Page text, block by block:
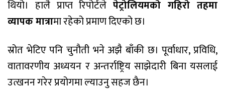
थियो। हालै प्राप्त रिपोर्टलेपेट्रोलियमको गहिरो तहमा
व्यापक मात्रामा रहेको प्रमाण दिएको छ।
स्रोत भेटिए पनि चुनौती भने अझै बाँकी छ। पूर्वाधार, प्रविधि,
वातावरणीय अध्ययन र अन्तर्राष्ट्रिय साझेदारी बिना यसलाई
उत्खनन गरेर प्रयोगमा ल्याउनु सहज छैन।